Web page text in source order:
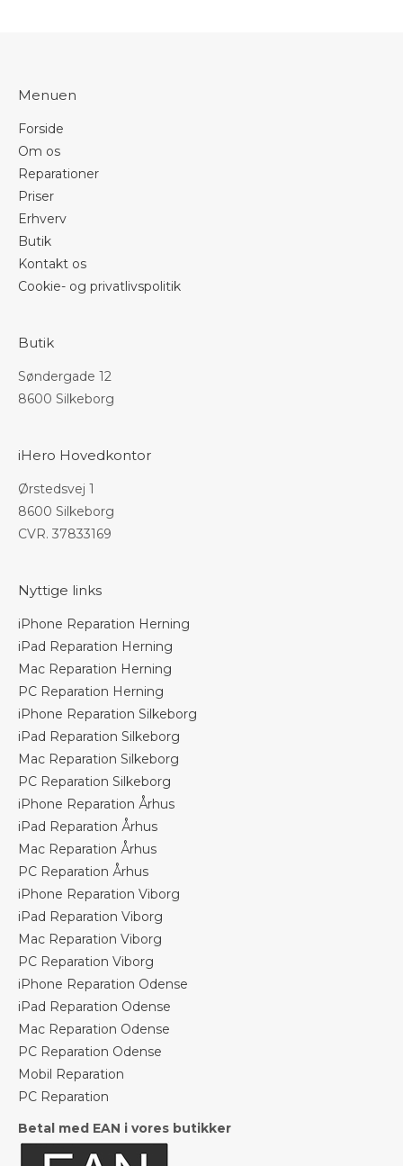
Menuen
Forside
Om os
Reparationer
Priser
Erhverv
Butik
Kontakt os
Cookie- og privatlivspolitik
Butik
Søndergade 12
8600 Silkeborg
iHero Hovedkontor
Ørstedsvej 1
8600 Silkeborg
CVR. 37833169
Nyttige links
iPhone Reparation Herning
iPad Reparation Herning
Mac Reparation Herning
PC Reparation Herning
iPhone Reparation Silkeborg
iPad Reparation Silkeborg
Mac Reparation Silkeborg
PC Reparation Silkeborg
iPhone Reparation Århus
iPad Reparation Århus
Mac Reparation Århus
PC Reparation Århus
iPhone Reparation Viborg
iPad Reparation Viborg
Mac Reparation Viborg
PC Reparation Viborg
iPhone Reparation Odense
iPad Reparation Odense
Mac Reparation Odense
PC Reparation Odense
Mobil Reparation
PC Reparation
Betal med EAN i vores butikker